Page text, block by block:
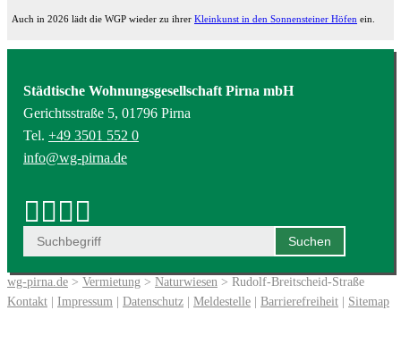
Auch in 2026 lädt die WGP wieder zu ihrer Kleinkunst in den Sonnensteiner Höfen ein.
Städtische Wohnungsgesellschaft Pirna mbH
Gerichtsstraße 5, 01796 Pirna
Tel. +49 3501 552 0
info@wg-pirna.de
wg-pirna.de > Vermietung > Naturwiesen > Rudolf-Breitscheid-Straße
Kontakt
Impressum Datenschutz Meldestelle Barrierefreiheit Sitemap